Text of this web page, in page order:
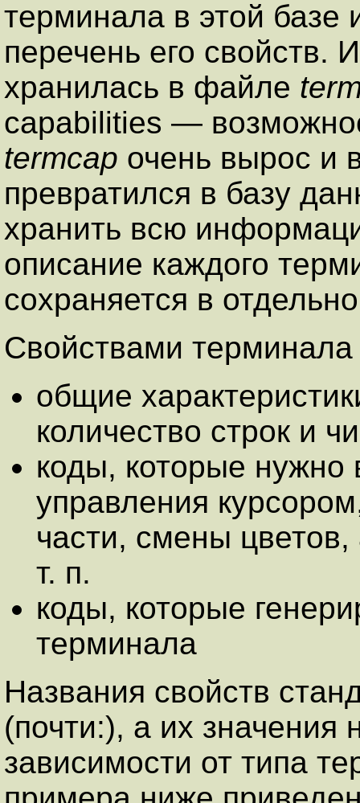
терминала в этой базе
перечень его свойств.
хранилась в файле
capabilities —
termcap очень вырос и
превратился в базу
хранить всю
описание каждого
сохраняется в
Свойствами терминала
общие
количество строк и
коды, которые нужно
управления
части, смены
т. п.
коды, которые
терминала
Названия свойств
(почти:), а их значения
зависимости от типа